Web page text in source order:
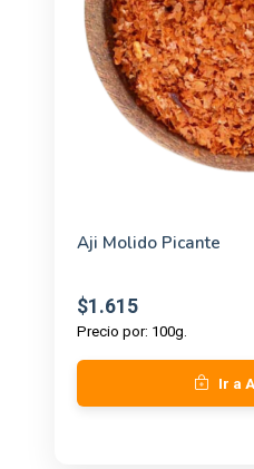
Aji Molido Picante
$1.615
Precio por: 100g.
Ir a